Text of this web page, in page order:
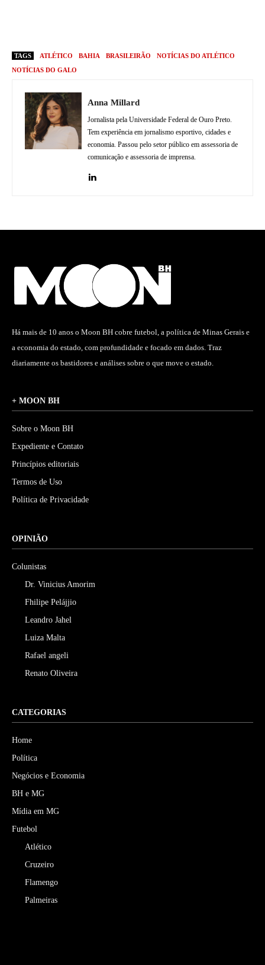
TAGS ATLÉTICO BAHIA BRASILEIRÃO
NOTÍCIAS DO ATLÉTICO
NOTÍCIAS DO GALO
Anna Millard
Jornalista pela Universidade Federal de Ouro Preto.
Tem experiência em jornalismo esportivo, cidades e
economia. Passou pelo setor público em assessoria de
comunicação e assessoria de imprensa.
Há mais de 10 anos o Moon BH cobre futebol, a política de Minas Gerais e
a economia do estado, com profundidade e focado em dados. Traz
diariamente os bastidores e análises sobre o que move o estado.
+ MOON BH
Sobre o Moon BH
Expediente e Contato
Princípios editoriais
Termos de Uso
Política de Privacidade
OPINIÃO
Colunistas
Dr. Vinicius Amorim
Fhilipe Pelájjio
Leandro Jahel
Luiza Malta
Rafael angeli
Renato Oliveira
CATEGORIAS
Home
Política
Negócios e Economia
BH e MG
Mídia em MG
Futebol
Atlético
Cruzeiro
Flamengo
Palmeiras